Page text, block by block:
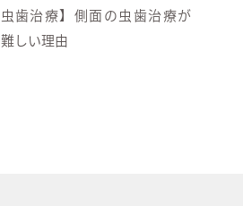
虫歯治療】側面の虫歯治療が
難しい理由